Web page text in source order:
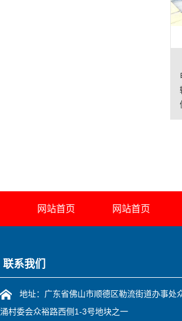
网站首页 网站首页
联系我们
地址：广东省佛山市顺德区勒流街道办事处
涌村委会众裕路西侧1-3号地块之一